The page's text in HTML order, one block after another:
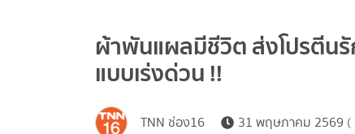
ผ้าพันแผลมีชีวิต ส่งโปรตีนรั
แบบเร่งด่วน !!
TNN ช่อง16 31 พฤษภาคม 2569 (